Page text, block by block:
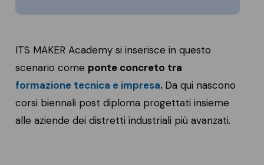
ITS MAKER Academy si inserisce in questo
scenario come ponte concreto tra
formazione tecnica e impresa. Da qui nascono
corsi biennali post diploma progettati insieme
alle aziende dei distretti industriali più avanzati.